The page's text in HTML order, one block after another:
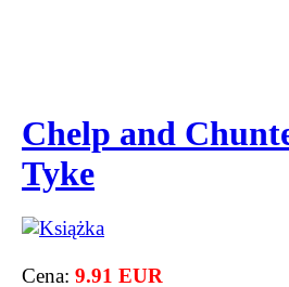
Chelp and
Tyke
Cena: 9.91 EUR